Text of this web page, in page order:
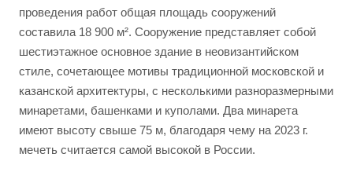
проведения работ общая площадь сооружений
составила 18 900 м². Сооружение представляет собой
шестиэтажное основное здание в неовизантийском
стиле, сочетающее мотивы традиционной московской и
казанской архитектуры, с несколькими разноразмерными
минаретами, башенками и куполами. Два минарета
имеют высоту свыше 75 м, благодаря чему на 2023 г.
мечеть считается самой высокой в России.